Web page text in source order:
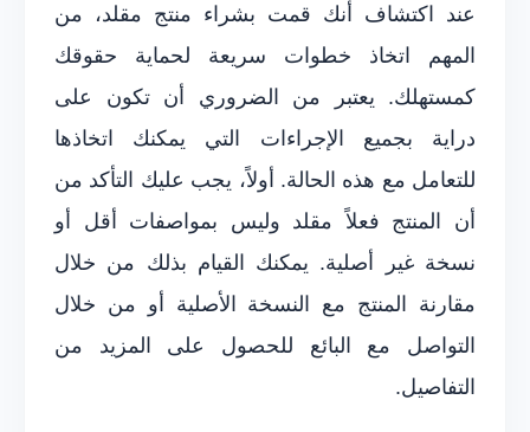
عند اكتشاف أنك قمت بشراء منتج مقلد، من
المهم اتخاذ خطوات سريعة لحماية حقوقك
كمستهلك. يعتبر من الضروري أن تكون على
دراية بجميع الإجراءات التي يمكنك اتخاذها
للتعامل مع هذه الحالة. أولاً، يجب عليك التأكد من
أن المنتج فعلاً مقلد وليس بمواصفات أقل أو
نسخة غير أصلية. يمكنك القيام بذلك من خلال
مقارنة المنتج مع النسخة الأصلية أو من خلال
التواصل مع البائع للحصول على المزيد من
التفاصيل.